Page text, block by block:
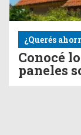
¿Querés
Conocé
paneles